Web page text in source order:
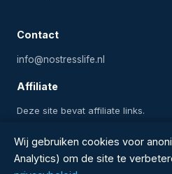
Contact
info@nostresslife.nl
Affiliate
Deze site bevat affiliate links.
2024-2026
Wij gebruiken cookies voor
Analytics) om de site te